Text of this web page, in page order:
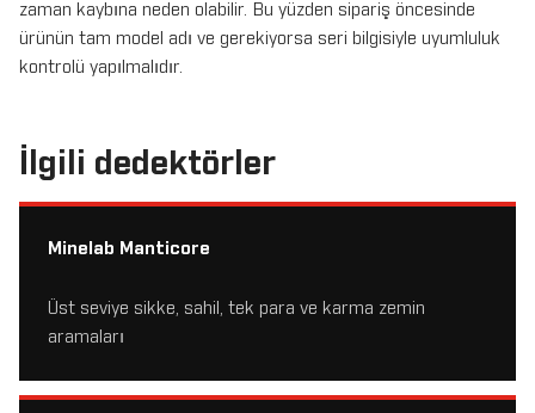
zaman kaybına neden olabilir. Bu yüzden sipariş öncesinde
ürünün tam model adı ve gerekiyorsa seri bilgisiyle uyumluluk
kontrolü yapılmalıdır.
İlgili dedektörler
Minelab Manticore
Üst seviye sikke, sahil, tek para ve karma zemin
aramaları